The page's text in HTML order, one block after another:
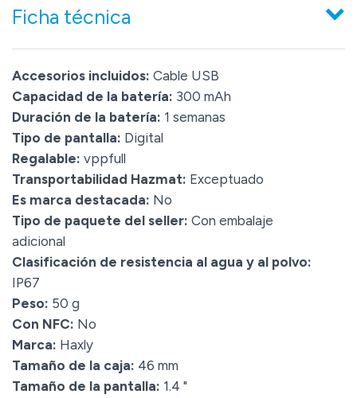
Ficha técnica
Accesorios incluidos: Cable USB
Capacidad de la batería: 300 mAh
Duración de la batería: 1 semanas
Tipo de pantalla: Digital
Regalable: vppfull
Transportabilidad Hazmat: Exceptuado
Es marca destacada: No
Tipo de paquete del seller: Con embalaje
adicional
Clasificación de resistencia al agua y al polvo:
IP67
Peso: 50 g
Con NFC: No
Marca: Haxly
Tamaño de la caja: 46 mm
Tamaño de la pantalla: 1.4 "